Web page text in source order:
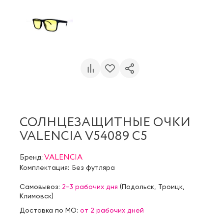
СОЛНЦЕЗАЩИТНЫЕ ОЧКИ
VALENCIA V54089 C5
Бренд:VALENCIA
Комплектация: Без футляра
Самовывоз: 2-3 рабочих дня (Подольск Троицк
Климовск)
Доставка по МО: от 2 рабочих дней